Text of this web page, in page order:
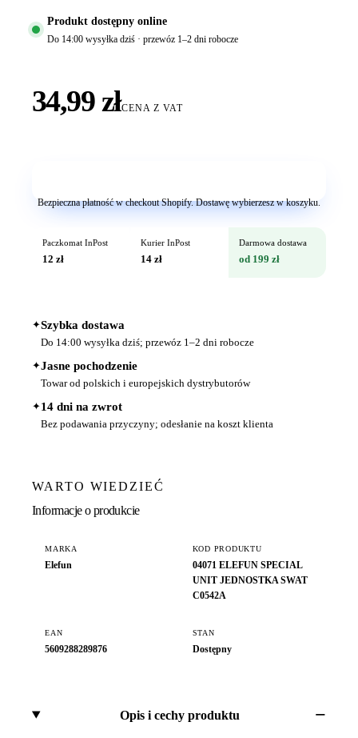
Produkt dostępny online
Do 14:00 wysyłka dziś · przewóz 1–2 dni robocze
34,99 złCENA Z VAT
Bezpieczna płatność w checkout Shopify. Dostawę wybierzesz w koszyku.
Paczkomat InPost
12 zł
Kurier InPost
14 zł
Darmowa dostawa
od 199 zł
✦Szybka dostawa
Do 14:00 wysyłka dziś; przewóz 1–2 dni robocze
✦Jasne pochodzenie
Towar od polskich i europejskich dystrybutorów
✦14 dni na zwrot
Bez podawania przyczyny; odesłanie na koszt klienta
WARTO WIEDZIEĆ
Informacje o produkcie
MARKA
Elefun
KOD PRODUKTU
04071 ELEFUN SPECIAL
UNIT JEDNOSTKA SWAT
C0542A
EAN
5609288289876
STAN
Dostępny
Opis i cechy produktu